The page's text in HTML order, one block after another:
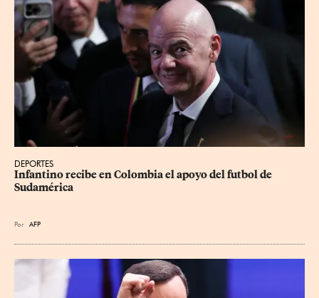
DEPORTES
Infantino recibe en Colombia el apoyo del futbol de
Sudamérica
Por AFP